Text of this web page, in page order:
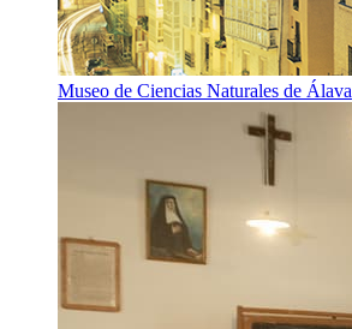
Museo de Ciencias Naturales de Álava